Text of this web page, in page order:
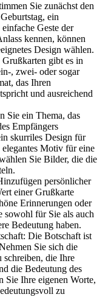
Sie zunächst den
ein
Geste der
kennen, können
Design wählen.
gibt es in
, zwei- oder sogar
das Ihren
und ausreichend
Sie ein Thema, das
Empfängers
skurriles Design für
Motiv für eine
Sie Bilder, die die
persönlicher
einer Grußkarte
Erinnerungen oder
sowohl für Sie als auch
Bedeutung haben.
Die Botschaft ist
Sie sich die
schreiben, die Ihre
die Bedeutung des
Sie Ihre eigenen Worte,
zu